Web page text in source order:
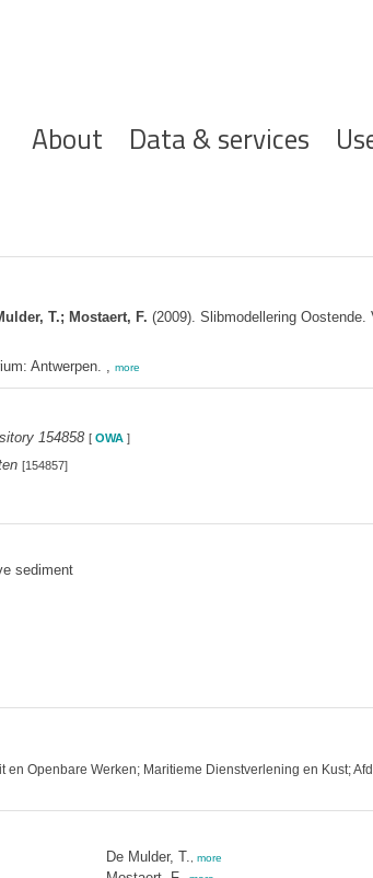
Hoofdnavigatie
About Data & services
T.; Mostaert, F. (2009). Slibmodellering Oostende.
Antwerpen. , more
154858 [ OWA]
[154857]
sediment
Openbare Werken; Maritieme Dienstverlening en Kust;
De Mulder, T. more